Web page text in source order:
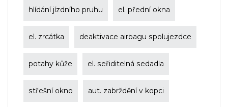
hlídání jízdního pruhu el. přední okna
el. zrcátka deaktivace airbagu spolujezdce
potahy kůže el. seřiditelná sedadla
střešní okno aut. zabrždění v kopci